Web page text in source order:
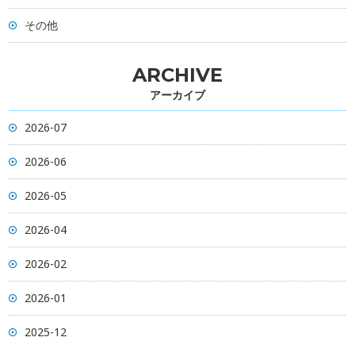
その他
ARCHIVE
アーカイブ
2026-07
2026-06
2026-05
2026-04
2026-02
2026-01
2025-12